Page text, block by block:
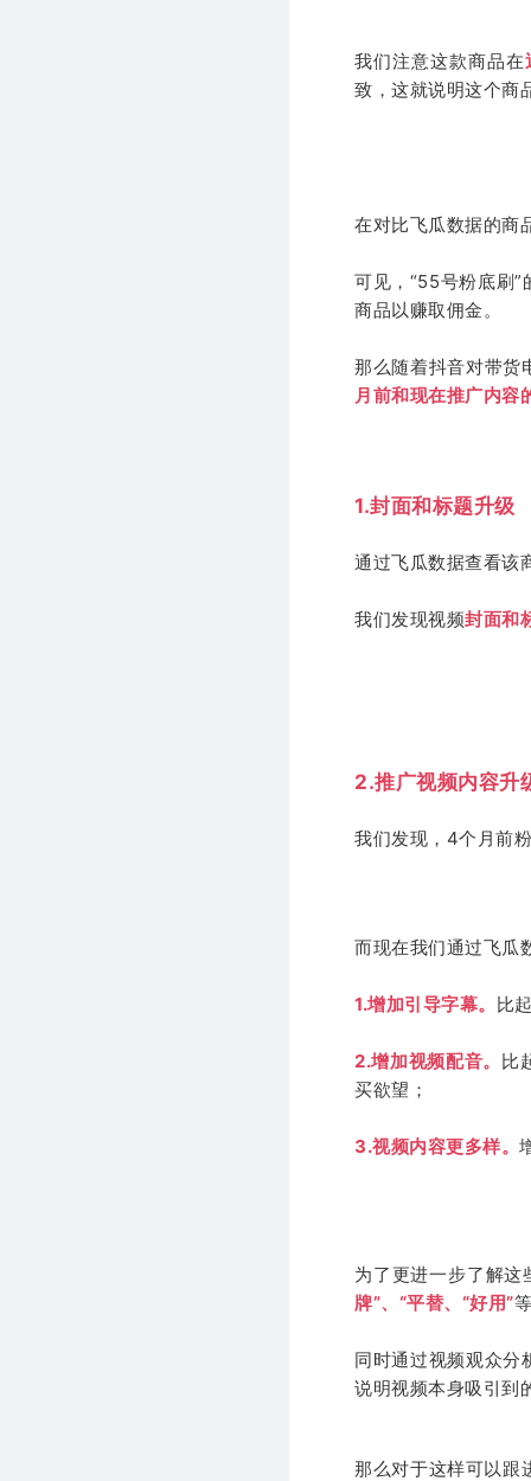
我们注意这款商品在
致，这就说明这个商
在对比飞瓜数据的商
可见，“55号粉底刷
商品以赚取佣金。
那么随着抖音对带货
月前和现在推广内容
1.封面和标题升级
通过飞瓜数据查看该
我们发现视频封面和
2.推广视频内容升
我们发现，4个月前
而现在我们通过飞瓜
1.增加引导字幕。 比
2.增加视频配音。 比
买欲望；
3.视频内容更多样。
为了更进一步了解
牌”、“平替、“好用”
同时通过视频观众分
说明视频本身吸引到
那么对于这样可以跟